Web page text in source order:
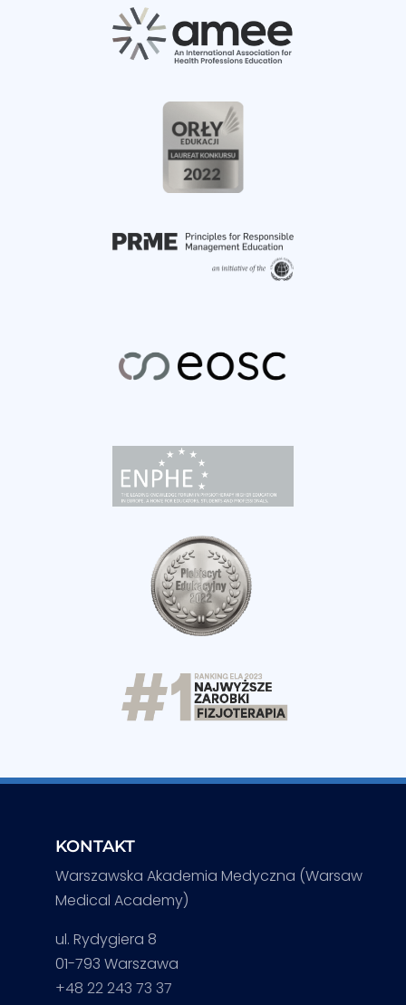
KONTAKT
Warszawska Akademia Medyczna (Warsaw
Medical Academy)
ul. Rydygiera 8
01-793 Warszawa
+48 22 243 73 37